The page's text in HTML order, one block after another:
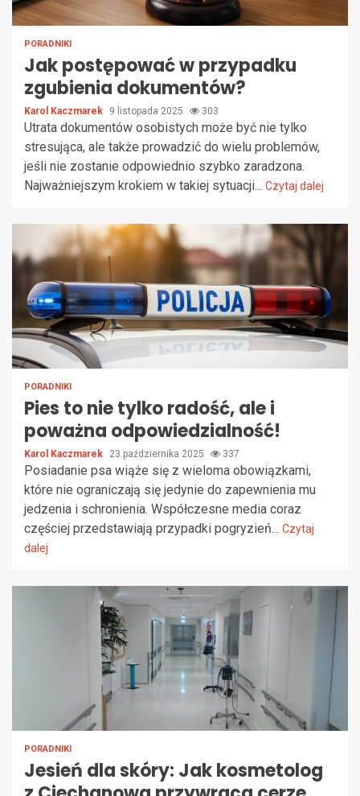
PORADNIKI
Jak postępować w przypadku
zgubienia dokumentów?
Karol Kaczmarek 9 listopada 2025 303
Utrata dokumentów osobistych może być nie tylko
stresująca, ale także prowadzić do wielu problemów,
jeśli nie zostanie odpowiednio szybko zaradzona.
Najważniejszym krokiem w takiej sytuacji... Czytaj dalej
PORADNIKI
Pies to nie tylko radość, ale i
poważna odpowiedzialność!
Karol Kaczmarek 23 października 2025 337
Posiadanie psa wiąże się z wieloma obowiązkami,
które nie ograniczają się jedynie do zapewnienia mu
jedzenia i schronienia. Współczesne media coraz
częściej przedstawiają przypadki pogryzień... Czytaj
dalej
PORADNIKI
Jesień dla skóry: Jak kosmetolog